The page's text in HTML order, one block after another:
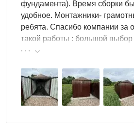
фундамента). Время сборки
удобное. Монтажники-
ребята. Спасибо компании за
такой работы : большой выбор
реальные цены.